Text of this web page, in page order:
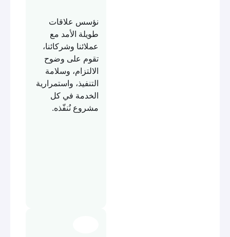
نؤسس علاقات
طويلة الأمد مع
عملائنا وشركائنا،
تقوم على وضوح
الالتزام، وسلامة
التنفيذ، واستمرارية
الخدمة في كل
مشروع نُنفّذه.